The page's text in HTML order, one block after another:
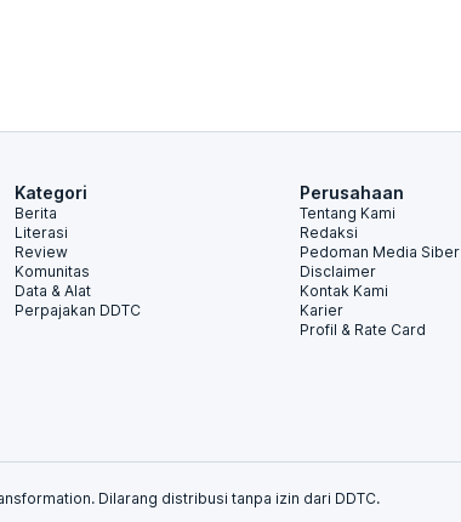
Kategori
Berita
Literasi
Review
Komunitas
Data & Alat
Perpajakan DDTC
Perusahaan
Tentang Kami
Redaksi
Pedoman Media Siber
Disclaimer
Kontak Kami
Karier
Profil & Rate Card
Dilarang distribusi tanpa izin dari DDTC.